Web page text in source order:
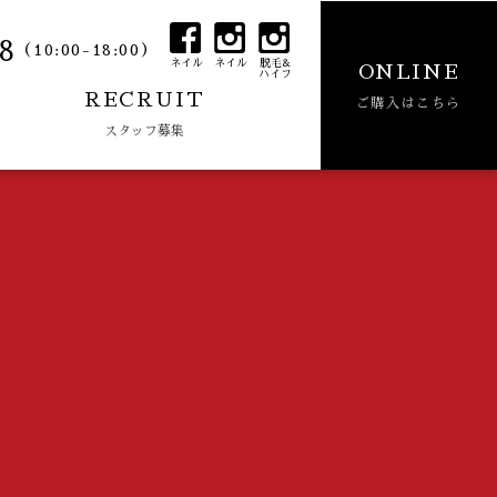
RECRUIT
スタッフ募集
ONLINE
ご購入はこちら
（10:00-18:00）
ネイル ネイル
脱毛&
ハイフ